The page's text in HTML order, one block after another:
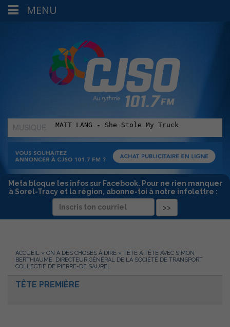
MUSIQUE
:
Meta bloque les infos sur Facebook. Pour ne rien manquer
à Sorel-Tracy et la région, abonne-toi à notre infolettre :
ACCUEIL » ON A DES CHOSES À DIRE » TÊTE À TÊTE AVEC SIMON
BERTHIAUME, DIRECTEUR GÉNÉRAL DE LA SOCIÉTÉ DE TRANSPORT
COLLECTIF DE PIERRE-DE SAUREL
TÊTE PREMIÈRE
MENU